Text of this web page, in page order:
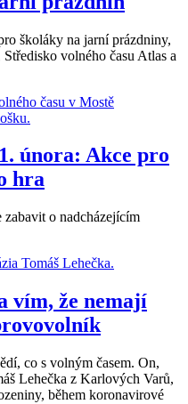
školáky na jarní prázdniny,
volného času Atlas a
února: Akce pro
hra
zabavit o nadcházejícím
vím, že nemají
co s volným časem. On,
Lehečka z Karlových Varů,
během koronavirové